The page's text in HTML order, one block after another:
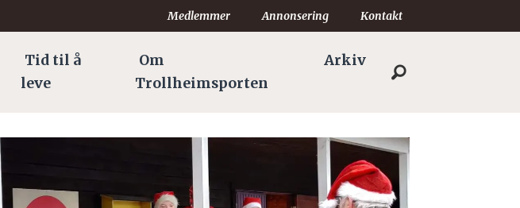
Medlemmer Annonsering Kontakt
Tid til å
leve
Om
Trollheimsporten
Arkiv